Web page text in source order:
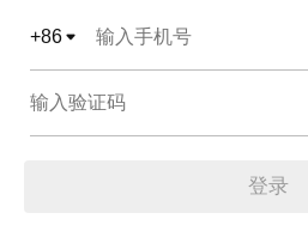
+86
登录